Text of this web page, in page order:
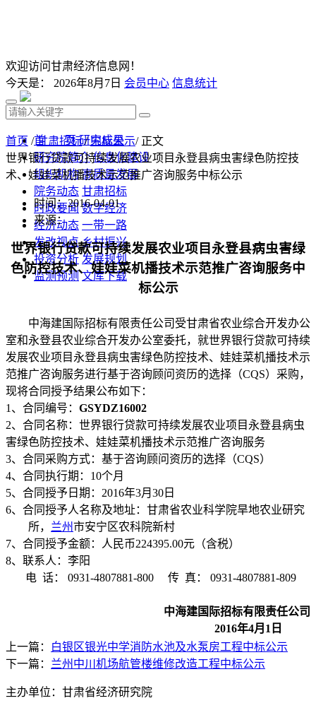
欢迎访问甘肃经济信息网！
今天是： 2026年8月7日 会员中心 信息统计
首 页 研究成果
研究院简介 信息化建设
组织机构 高质量发展
院务动态 甘肃招标
时政要闻 数字经济
经济动态 一带一路
发改视点 乡村振兴
投资分析 发展规划
监测预测 文库下载
首页 /甘肃招标/中标公示/ 正文
世界银行贷款可持续发展农业项目永登县病虫害绿色防控技
术、娃娃菜机播技术示范推广咨询服务中标公示
时间：2016-04-01
来源：
世界银行贷款可持续发展农业项目永登县病虫害绿
色防控技术、娃娃菜机播技术示范推广咨询服务中
标公示
中海建国际招标有限责任公司受甘肃省农业综合开发办公
室和永登县农业综合开发办公室委托，就世界银行贷款可持续
发展农业项目永登县病虫害绿色防控技术、娃娃菜机播技术示
范推广咨询服务进行基于咨询顾问资历的选择（CQS）采购，
现将合同授予结果公布如下：
1、合同编号： GSYDZ16002
2、合同名称：世界银行贷款可持续发展农业项目永登县病虫
害绿色防控技术、娃娃菜机播技术示范推广咨询服务
3、合同采购方式：基于咨询顾问资历的选择（CQS）
4、合同执行期：10个月
5、合同授予日期：2016年3月30日
6、合同授予人名称及地址：甘肃省农业科学院旱地农业研究
所， 兰州市安宁区农科院新村
7、合同授予金额：人民币224395.00元（含税）
8、联系人：李阳
电 话： 0931-4807881-800 传 真：0931-4807881-809
中海建国际招标有限责任公司
2016年4月1日
上一篇：
白银区银光中学消防水池及水泵房工程中标公示
下一篇： 兰州中川机场航管楼维修改造工程中标公示
主办单位：甘肃省经济研究院